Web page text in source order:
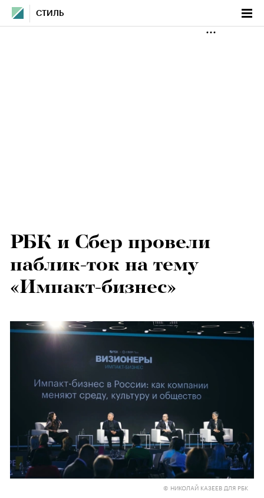
СТИЛЬ
РБК и Сбер провели
паблик-ток на тему
«Импакт-бизнес»
© НИКОЛАЙ КАЗЕЕВ ДЛЯ РБК